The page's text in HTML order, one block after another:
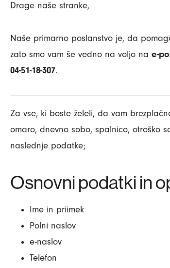
Drage naše stranke,
Naše primarno poslanstvo je, da
zato smo vam še vedno na voljo na e-
04-51-18-307.
Za vse, ki boste želeli, da vam
omaro, dnevno sobo, spalnico, otroško
naslednje podatke;
Osnovni podatki in
Ime in priimek
Polni naslov
e-naslov
Telefon